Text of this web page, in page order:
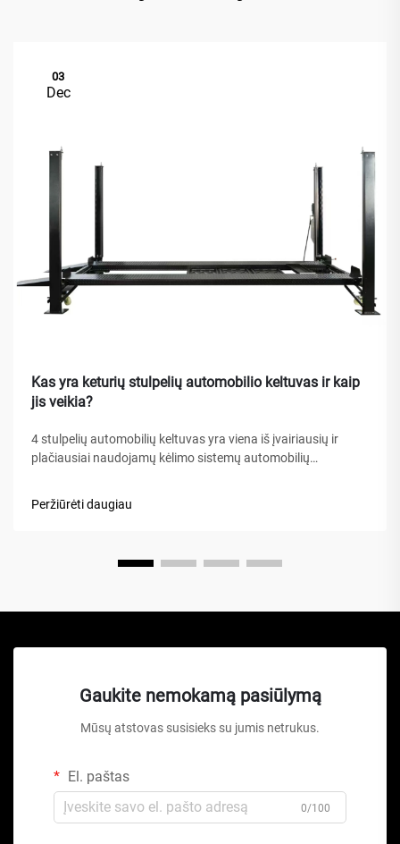
03
Dec
Kas yra keturių stulpelių automobilio keltuvas ir kaip
jis veikia?
4 stulpelių automobilių keltuvas yra viena iš įvairiausių ir
plačiausiai naudojamų kėlimo sistemų automobilių
hidraulinių keliamųjų ar žirklinių keltuvų, šis mechaninis
Peržiūrėti daugiau
Gaukite nemokamą pasiūlymą
Mūsų atstovas susisieks su jumis netrukus.
El. paštas
0/100